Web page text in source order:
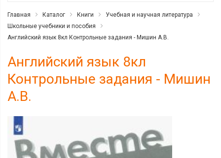
Главная Каталог Книги
Учебная и научная литература
Школьные учебники и пособия
Английский язык 8кл Контрольные задания - Мишин А.В.
Английский язык 8кл
Контрольные задания - Мишин
А.В.